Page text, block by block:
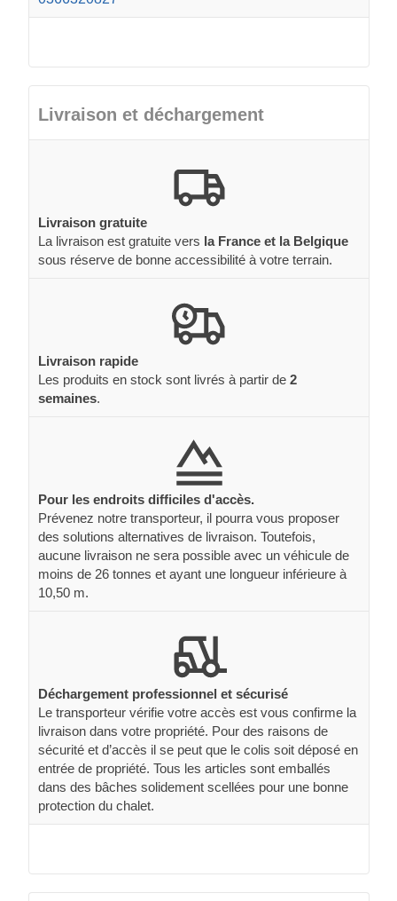
Livraison et déchargement
Livraison gratuite
La livraison est gratuite vers la France et la Belgique
sous réserve de bonne accessibilité à votre terrain.
Livraison rapide
Les produits en stock sont livrés à partir de 2
semaines.
Pour les endroits difficiles d'accès.
Prévenez notre transporteur, il pourra vous proposer
des solutions alternatives de livraison. Toutefois,
aucune livraison ne sera possible avec un véhicule de
moins de 26 tonnes et ayant une longueur inférieure à
10,50 m.
Déchargement professionnel et sécurisé
Le transporteur vérifie votre accès est vous confirme la
livraison dans votre propriété. Pour des raisons de
sécurité et d’accès il se peut que le colis soit déposé en
entrée de propriété. Tous les articles sont emballés
dans des bâches solidement scellées pour une bonne
protection du chalet.